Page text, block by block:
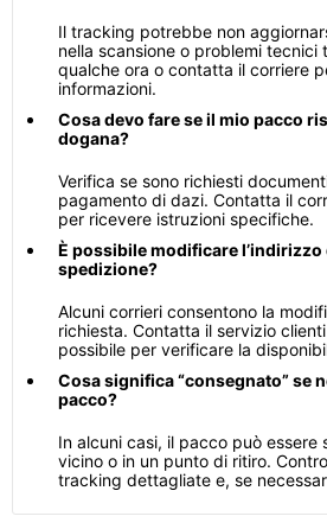
Il tracking potrebbe non
nella scansione o problemi tecnici
qualche ora o contatta il corriere
informazioni.
Cosa devo fare se il mio pacco
dogana?
Verifica se sono richiesti
pagamento di dazi. Contatta il
per ricevere istruzioni specifiche.
È possibile modificare
spedizione?
Alcuni corrieri consentono la
richiesta. Contatta il servizio
possibile per verificare la
Cosa significa “consegnato” se
pacco?
In alcuni casi, il pacco può essere
vicino o in un punto di ritiro.
tracking dettagliate e, se